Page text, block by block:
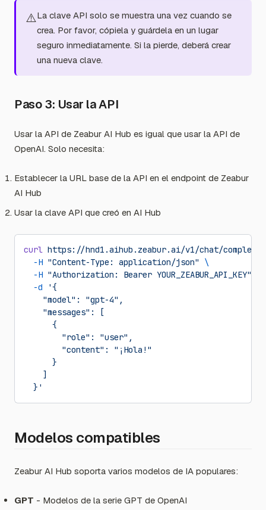
⚠️La clave API solo se muestra una vez cuando se
crea. Por favor, cópiela y guárdela en un lugar
seguro inmediatamente. Si la pierde, deberá crear
una nueva clave.
Paso 3: Usar la API
Usar la API de Zeabur AI Hub es igual que usar la API de
OpenAI. Solo necesita:
Establecer la URL base de la API en el endpoint de Zeabur
AI Hub
Usar la clave API que creó en AI Hub
curl https://hnd1.aihub.zeabur.ai/v1/chat/
  -H
"Content-Type: application/json"
\
  -H
"Authorization: Bearer YOUR_ZEABUR_API_KEY"
  -d
'{
    "model": "gpt-4",
    "messages": [
      {
        "role": "user",
        "content": "¡Hola!"
      }
    ]
  }'
Modelos compatibles
Zeabur AI Hub soporta varios modelos de IA populares:
GPT - Modelos de la serie GPT de OpenAI